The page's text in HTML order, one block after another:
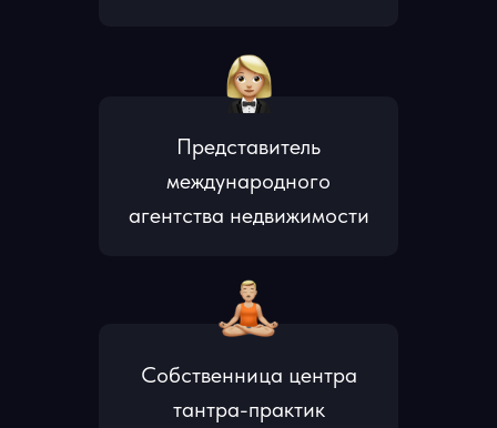
Собственница центра
тантра-практик
Представитель
международного
агентства недвижимости